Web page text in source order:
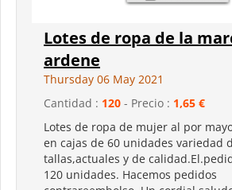
Lotes de ropa de la
ardene
Thursday 06 May 2021
Cantidad : 120 - Precio : 1,65 €
Lotes de ropa de mujer al por
en cajas de 60 unidades variedad
tallas,actuales y de
120 unidades. Hacemos pedidos